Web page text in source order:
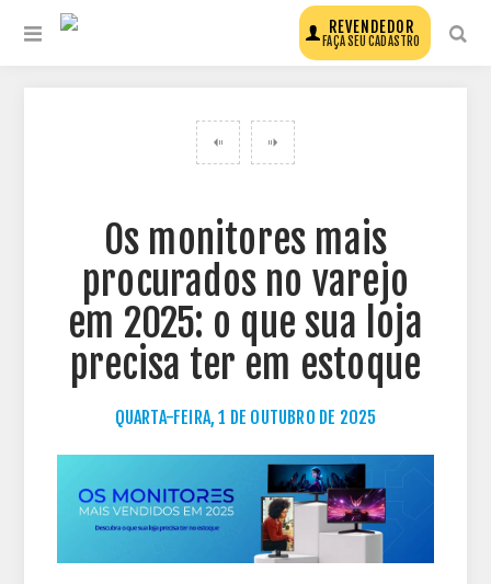
REVENDEDOR
FAÇA SEU CADASTRO
VOLTAR PARA TODOS OS POSTS DO BLOG
Os monitores mais
procurados no varejo
em 2025: o que sua loja
precisa ter em estoque
QUARTA-FEIRA, 1 DE OUTUBRO DE 2025